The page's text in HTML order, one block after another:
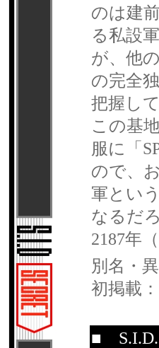
のは建
る私設
が、他
の完全
把握し
この基
服に「
ので、
軍とい
なるだ
2187年
別名・
初掲載
■